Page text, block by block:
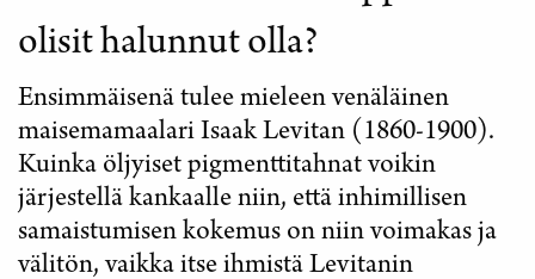
olisit halunnut olla?
Ensimmäisenä tulee mieleen venäläinen
maisemamaalari Isaak Levitan (1860-1900).
Kuinka öljyiset pigmenttitahnat voikin
järjestellä kankaalle niin, että inhimillisen
samaistumisen kokemus on niin voimakas ja
välitön, vaikka itse ihmistä Levitanin